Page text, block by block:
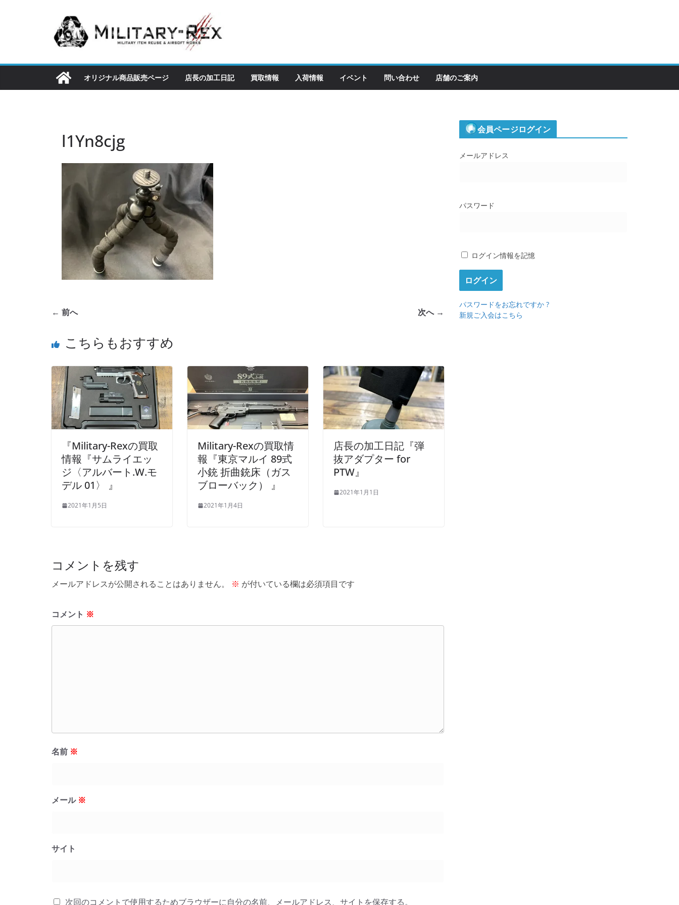
ツ
ス
オリジナル商品販売ページ 店長の加工日記 買取情報 入荷情報 イベント 問い合わせ 店舗のご案内
l1Yn8cjg
← 前へ 次へ →
こちらもおすすめ
『Military-Rexの買取
情報『サムライエッ
ジ〈アルバート.W.モ
デル 01〉 』
2021年1月5日
Military-Rexの買取情
報『東京マルイ 89式
小銃 折曲銃床（ガス
ブローバック） 』
2021年1月4日
店長の加工日記『弾
抜アダプター for
PTW』
2021年1月1日
コメントを残す
メールアドレスが公開されることはありません。 ※ が付いている欄は必須項目です
コメント ※
名前 ※
メール ※
サイト
次回のコメントで使用するためブラウザーに自分の名前、メールアドレス、サイトを保存する。
会員ページログイン
メールアドレス
パスワード
ログイン情報を記憶
パスワードをお忘れですか ?
新規ご入会はこちら